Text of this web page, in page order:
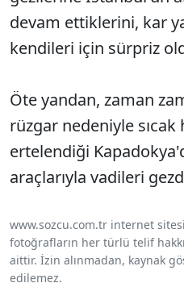
devam ettiklerini, kar
kendileri için sürpriz
Öte yandan, zaman
rüzgar nedeniyle sıcak
ertelendiği
araçlarıyla vadileri
www.sozcu.com.tr internet
fotoğrafların her türlü telif
aittir. İzin alınmadan, kaynak
edilemez.